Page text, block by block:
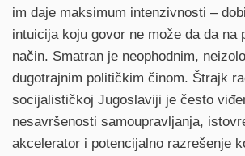
im daje maksimum intenzivnosti –
intuicija koju govor ne može da da na
način. Smatran je neophodnim,
dugotrajnim političkim činom. Štrajk
socijalističkoj Jugoslaviji je često
nesavršenosti samoupravljanja,
akcelerator i potencijalno razrešenje